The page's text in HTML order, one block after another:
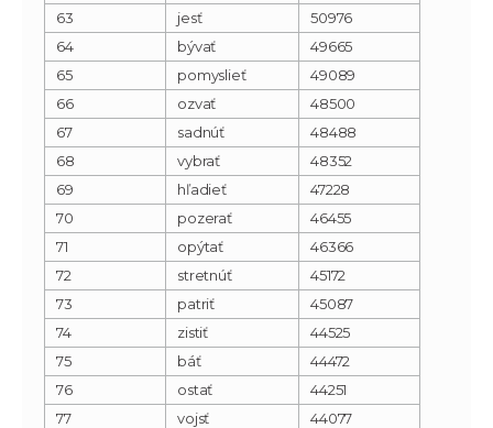
63
jesť
50976
64
bývať
49665
65
pomyslieť
49089
66
ozvať
48500
67
sadnúť
48488
68
vybrať
48352
69
hľadieť
47228
70
pozerať
46455
71
opýtať
46366
72
stretnúť
45172
73
patriť
45087
74
zistiť
44525
75
báť
44472
76
ostať
44251
77
vojsť
44077